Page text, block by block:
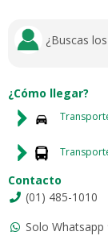
¿Buscas
¿Cómo llegar?
Contacto
(01) 485-1010
Solo Whatsapp